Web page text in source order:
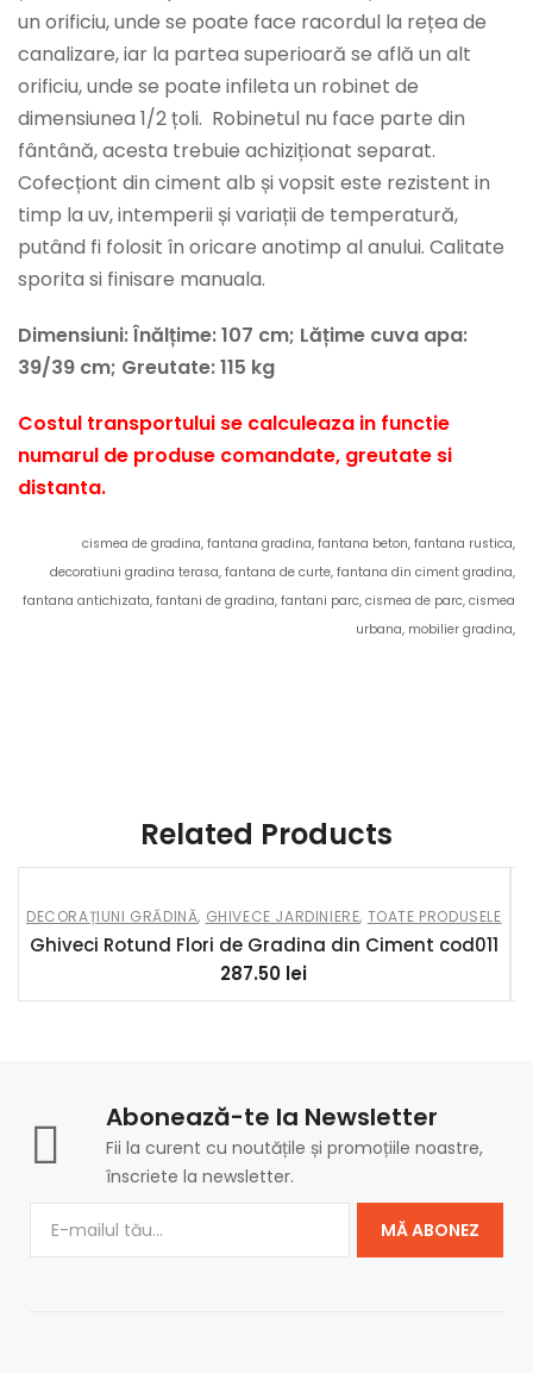
un orificiu, unde se poate face racordul la rețea de
canalizare, iar la partea superioară se află un alt
orificiu, unde se poate infileta un robinet de
dimensiunea 1/2 țoli. Robinetul nu face parte din
fântână, acesta trebuie achiziționat separat.
Cofecționt din ciment alb și vopsit este rezistent in
timp la uv, intemperii și variații de temperatură,
putând fi folosit în oricare anotimp al anului. Calitate
sporita si finisare manuala.
Dimensiuni: Înălțime: 107 cm; Lățime cuva apa:
39/39 cm; Greutate: 115 kg
Costul transportului se calculeaza in functie
numarul de produse comandate, greutate si
distanta.
cismea de gradina, fantana gradina, fantana beton, fantana rustica,
decoratiuni gradina terasa, fantana de curte, fantana din ciment gradina,
fantana antichizata, fantani de gradina, fantani parc, cismea de parc, cismea
urbana, mobilier gradina,
Related Products
DECORAȚIUNI GRĂDINĂ, GHIVECE JARDINIERE, TOATE PRODUSELE
Ghiveci Rotund Flori de Gradina din Ciment cod011
287.50 lei
Abonează-te la Newsletter
Fii la curent cu noutățile și promoțiile noastre,
înscriete la newsletter.
MĂ ABONEZ